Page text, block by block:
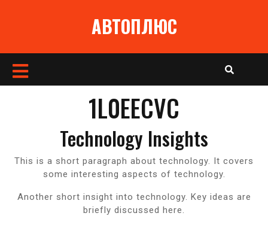
АВТОПЛЮС
Кнопка
1L0EECVC
Technology Insights
This is a short paragraph about technology. It covers
some interesting aspects of technology.
Another short insight into technology. Key ideas are
briefly discussed here.